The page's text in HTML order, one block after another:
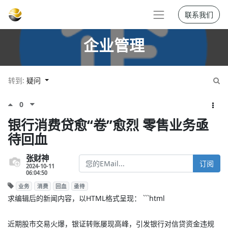
联系我们
企业管理
转到: 疑问
0
银行消费贷愈“卷”愈烈 零售业务亟
待回血
张财神
2024-10-11
06:04:50
订阅
业务 消费 回血 亟待
求编辑后的新闻内容，以HTML格式呈现： ```html
近期股市交易火爆，银证转账屡现高峰，引发银行对信贷资金违规